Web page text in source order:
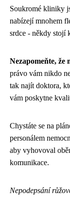
Soukromé kliniky
nabízejí mnohem
srdce - někdy stojí
Nezapomeňte,
právo vám nikdo
tak najít doktora,
vám poskytne
Chystáte se na
personálem
aby vyhovoval
komunikace.
Nepodepsání